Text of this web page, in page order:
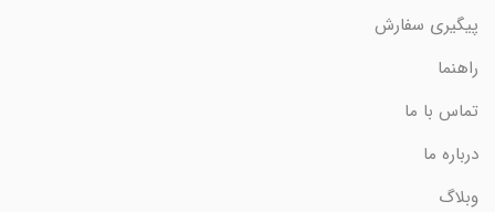
پیگیری سفارش
راهنما
تماس با ما
درباره ما
وبلاگ